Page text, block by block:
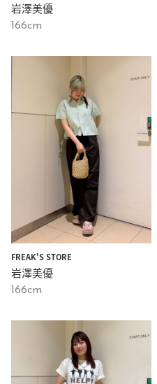
岩澤美優
166cm
FREAK'S STORE
岩澤美優
166cm